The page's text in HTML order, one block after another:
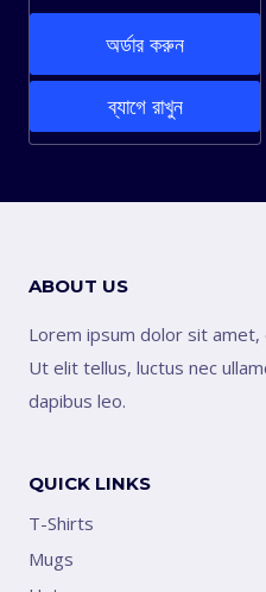
was:
990.00৳ .
is:
650.00৳ .
অর্ডার করুন
ব্যাগে রাখুন
ABOUT US
Lorem ipsum dolor sit
Ut elit tellus, luctus nec
dapibus leo.
QUICK LINKS
T-Shirts
Mugs